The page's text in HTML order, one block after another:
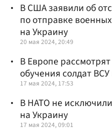
В США заявили об
по отправке
на Украину
20 мая 2024, 20:49
В Европе
обучения солдат
17 мая 2024, 17:53
В НАТО не
на Украину
17 мая 2024, 09:01